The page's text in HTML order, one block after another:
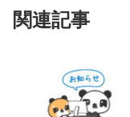
関連記事